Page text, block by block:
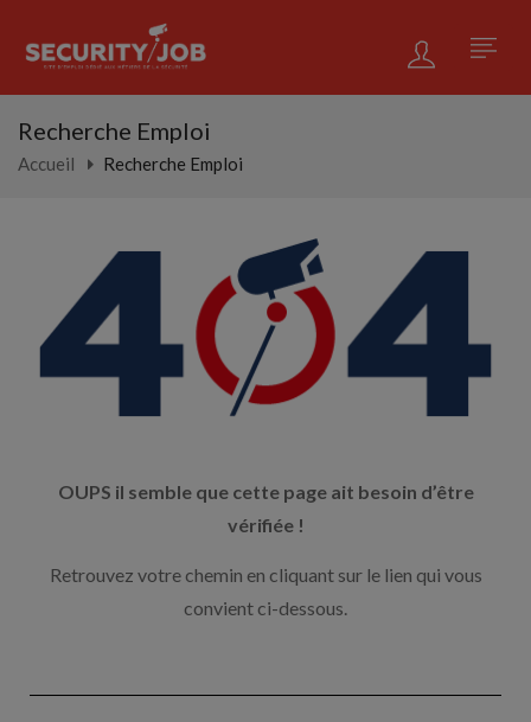
Recherche Emploi
Accueil Recherche Emploi
OUPS il semble que cette page ait besoin d’être
vérifiée !
Retrouvez votre chemin en cliquant sur le lien qui vous
convient ci-dessous.